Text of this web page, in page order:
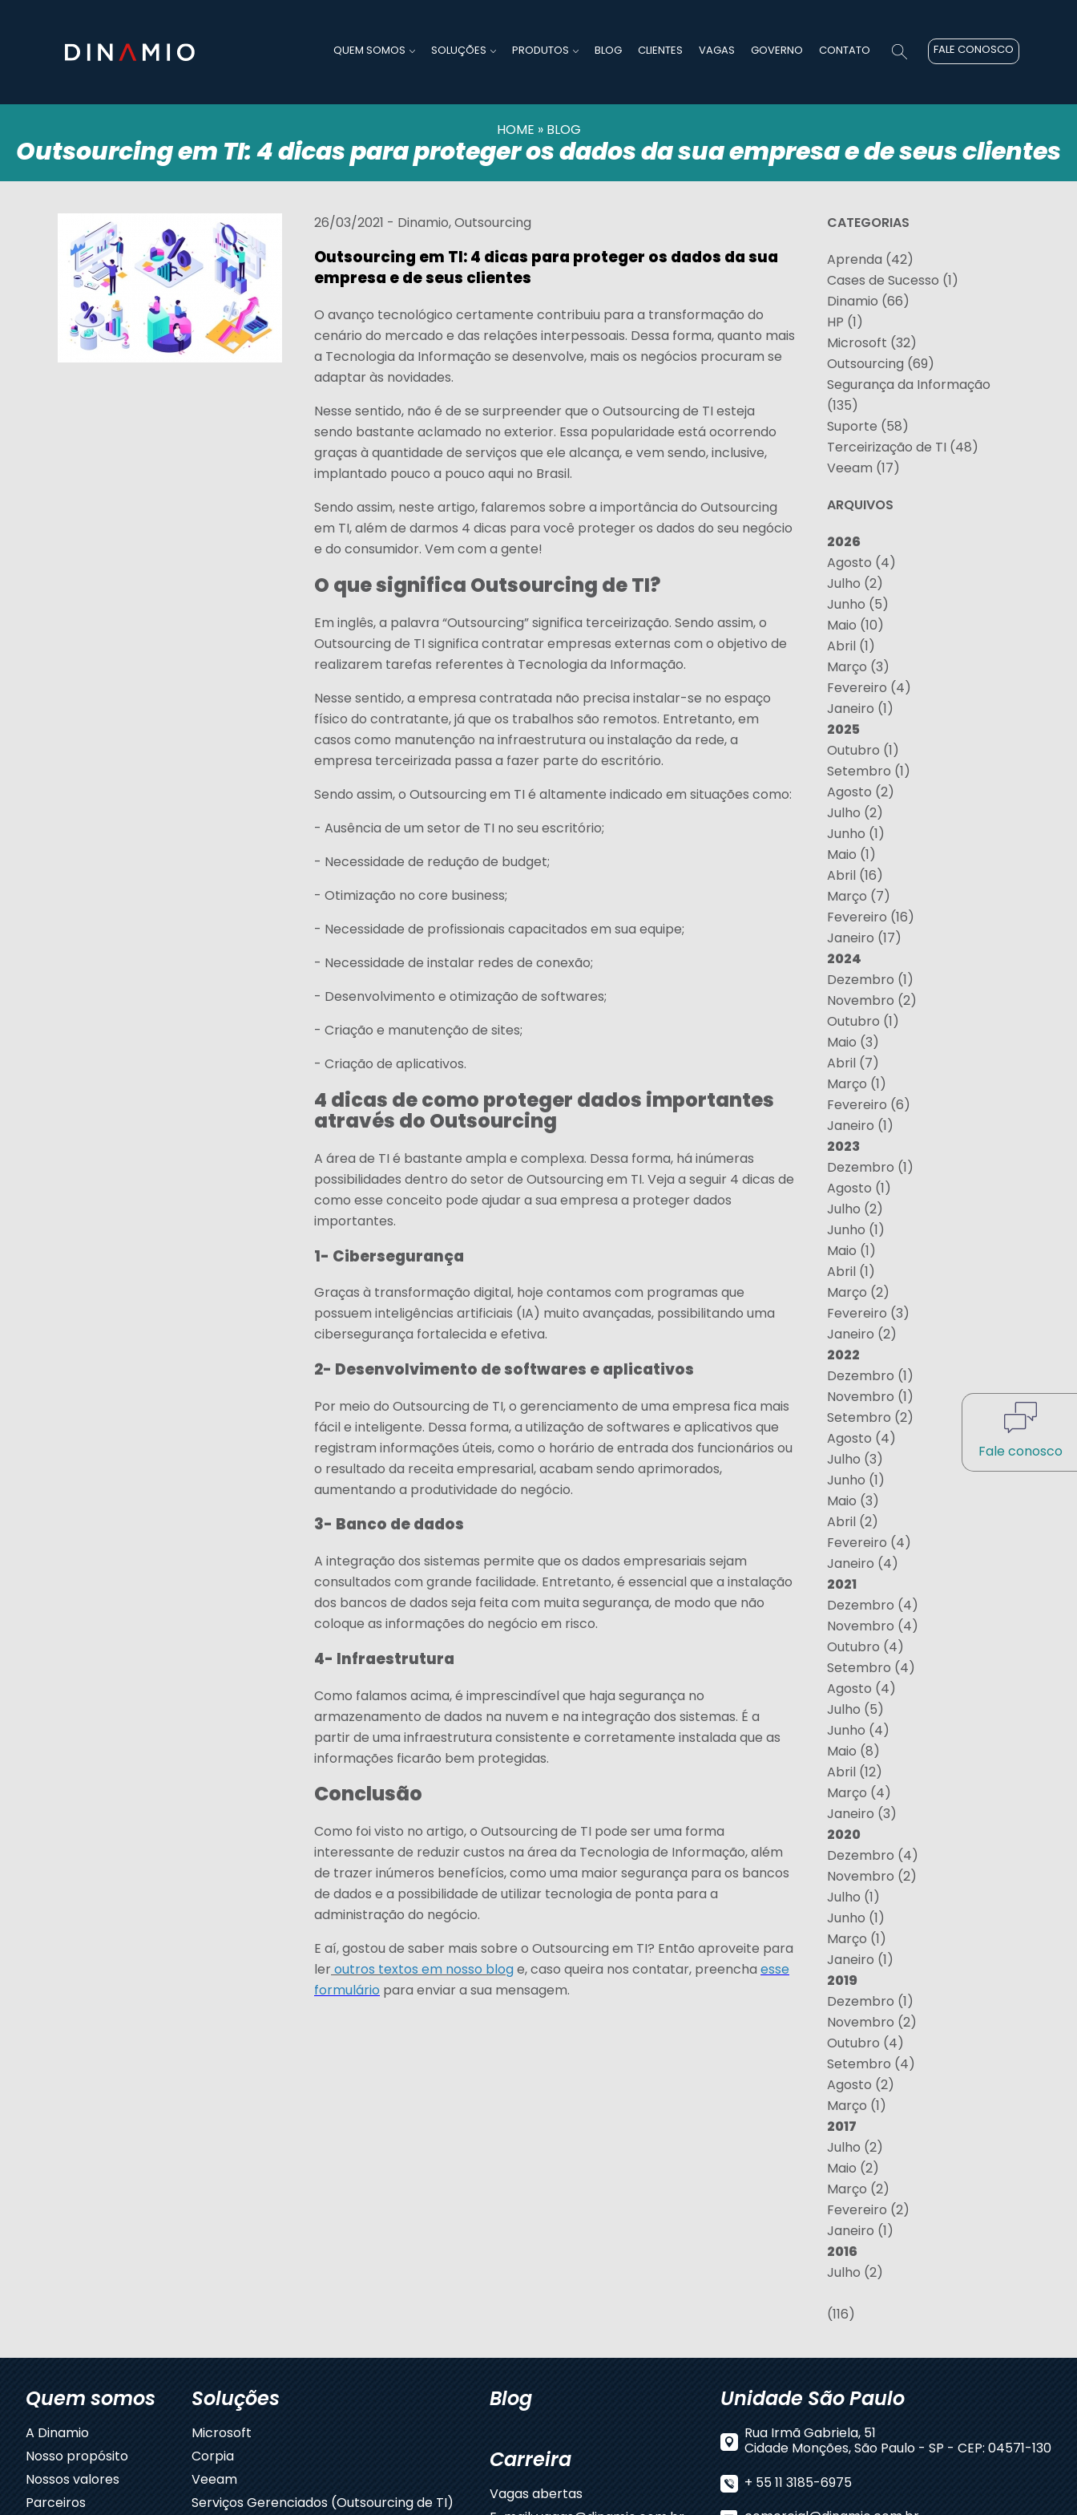
Fale conosco
QUEM SOMOS SOLUÇÕES PRODUTOS BLOG CLIENTES VAGAS GOVERNO CONTATO FALE CONOSCO
HOME »BLOG
Outsourcing em TI: 4 dicas para proteger os dados da sua empresa e de seus clientes
CATEGORIAS
Aprenda (42)
Cases de Sucesso (1)
Dinamio (66)
HP (1)
Microsoft (32)
Outsourcing (69)
Segurança da Informação
(135)
Suporte (58)
Terceirização de TI (48)
Veeam (17)
ARQUIVOS
2026
Agosto (4)
Julho (2)
Junho (5)
Maio (10)
Abril (1)
Março (3)
Fevereiro (4)
Janeiro (1)
2025
Outubro (1)
Setembro (1)
Agosto (2)
Julho (2)
Junho (1)
Maio (1)
Abril (16)
Março (7)
Fevereiro (16)
Janeiro (17)
2024
Dezembro (1)
Novembro (2)
Outubro (1)
Maio (3)
Abril (7)
Março (1)
Fevereiro (6)
Janeiro (1)
2023
Dezembro (1)
Agosto (1)
Julho (2)
Junho (1)
Maio (1)
Abril (1)
Março (2)
Fevereiro (3)
Janeiro (2)
2022
Dezembro (1)
Novembro (1)
Setembro (2)
Agosto (4)
Julho (3)
Junho (1)
Maio (3)
Abril (2)
Fevereiro (4)
Janeiro (4)
2021
Dezembro (4)
Novembro (4)
Outubro (4)
Setembro (4)
Agosto (4)
Julho (5)
Junho (4)
Maio (8)
Abril (12)
Março (4)
Janeiro (3)
2020
Dezembro (4)
Novembro (2)
Julho (1)
Junho (1)
Março (1)
Janeiro (1)
2019
Dezembro (1)
Novembro (2)
Outubro (4)
Setembro (4)
Agosto (2)
Março (1)
2017
Julho (2)
Maio (2)
Março (2)
Fevereiro (2)
Janeiro (1)
2016
Julho (2)
(116)
26/03/2021 - Dinamio,Outsourcing
Outsourcing em TI: 4 dicas para proteger os dados da sua
empresa e de seus clientes
O avanço tecnológico certamente contribuiu para a transformação do
cenário do mercado e das relações interpessoais. Dessa forma, quanto mais
a Tecnologia da Informação se desenvolve, mais os negócios procuram se
adaptar às novidades.
Nesse sentido, não é de se surpreender que o Outsourcing de TI esteja
sendo bastante aclamado no exterior. Essa popularidade está ocorrendo
graças à quantidade de serviços que ele alcança, e vem sendo, inclusive,
implantado pouco a pouco aqui no Brasil.
Sendo assim, neste artigo, falaremos sobre a importância do Outsourcing
em TI, além de darmos 4 dicas para você proteger os dados do seu negócio
e do consumidor. Vem com a gente!
O que significa Outsourcing de TI?
Em inglês, a palavra “Outsourcing” significa terceirização. Sendo assim, o
Outsourcing de TI significa contratar empresas externas com o objetivo de
realizarem tarefas referentes à Tecnologia da Informação.
Nesse sentido, a empresa contratada não precisa instalar-se no espaço
físico do contratante, já que os trabalhos são remotos. Entretanto, em
casos como manutenção na infraestrutura ou instalação da rede, a
empresa terceirizada passa a fazer parte do escritório.
Sendo assim, o Outsourcing em TI é altamente indicado em situações como:
- Ausência de um setor de TI no seu escritório;
- Necessidade de redução de budget;
- Otimização no core business;
- Necessidade de profissionais capacitados em sua equipe;
- Necessidade de instalar redes de conexão;
- Desenvolvimento e otimização de softwares;
- Criação e manutenção de sites;
- Criação de aplicativos.
4 dicas de como proteger dados importantes
através do Outsourcing
A área de TI é bastante ampla e complexa. Dessa forma, há inúmeras
possibilidades dentro do setor de Outsourcing em TI. Veja a seguir 4 dicas de
como esse conceito pode ajudar a sua empresa a proteger dados
importantes.
1- Cibersegurança
Graças à transformação digital, hoje contamos com programas que
possuem inteligências artificiais (IA) muito avançadas, possibilitando uma
cibersegurança fortalecida e efetiva.
2- Desenvolvimento de softwares e aplicativos
Por meio do Outsourcing de TI, o gerenciamento de uma empresa fica mais
fácil e inteligente. Dessa forma, a utilização de softwares e aplicativos que
registram informações úteis, como o horário de entrada dos funcionários ou
o resultado da receita empresarial, acabam sendo aprimorados,
aumentando a produtividade do negócio.
3- Banco de dados
A integração dos sistemas permite que os dados empresariais sejam
consultados com grande facilidade. Entretanto, é essencial que a instalação
dos bancos de dados seja feita com muita segurança, de modo que não
coloque as informações do negócio em risco.
4- Infraestrutura
Como falamos acima, é imprescindível que haja segurança no
armazenamento de dados na nuvem e na integração dos sistemas. É a
partir de uma infraestrutura consistente e corretamente instalada que as
informações ficarão bem protegidas.
Conclusão
Como foi visto no artigo, o Outsourcing de TI pode ser uma forma
interessante de reduzir custos na área da Tecnologia de Informação, além
de trazer inúmeros benefícios, como uma maior segurança para os bancos
de dados e a possibilidade de utilizar tecnologia de ponta para a
administração do negócio.
E aí, gostou de saber mais sobre o Outsourcing em TI? Então aproveite para
leroutros textos em nosso bloge, caso queira nos contatar, preenchaesse
formuláriopara enviar a sua mensagem.
Quem somos
A Dinamio
Nosso propósito
Nossos valores
Parceiros
Soluções
Microsoft
Corpia
Veeam
Serviços Gerenciados (Outsourcing de TI)
Blog
Carreira
Vagas abertas
Unidade São Paulo
Rua Irmã Gabriela, 51
Cidade Monções, São Paulo - SP - CEP: 04571-130
+ 55 11 3185-6975